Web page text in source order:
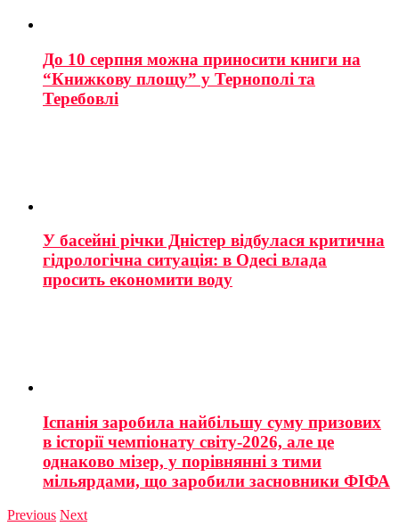
До 10 серпня можна приносити книги на
“Книжкову площу” у Тернополі та
Теребовлі
У басейні річки Дністер відбулася критична
гідрологічна ситуація: в Одесі влада
просить економити воду
Іспанія заробила найбільшу суму призових
в історії чемпіонату світу-2026, але це
однаково мізер, у порівнянні з тими
мільярдами, що заробили засновники ФІФА
Previous Next